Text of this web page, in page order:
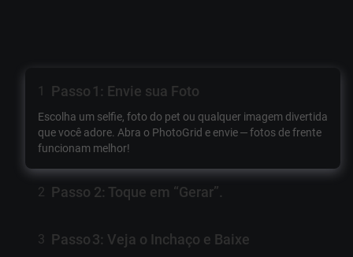
1 Passo 1: Envie sua Foto
Escolha um selfie, foto do pet ou qualquer imagem divertida
que você adore. Abra o PhotoGrid e envie — fotos de frente
funcionam melhor!
2 Passo 2: Toque em “Gerar”.
3 Passo 3: Veja o Inchaço e Baixe